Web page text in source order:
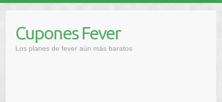
contenidoCupones Fever
Los planes de fever aún más baratos